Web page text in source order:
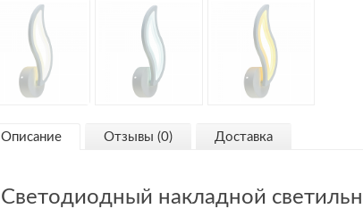
Описание Отзывы (0) Доставка
Светодиодный накладной